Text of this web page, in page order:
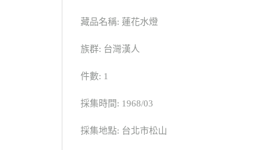
藏品名稱: 蓮花水燈
族群: 台灣漢人
件數: 1
採集時間: 1968/03
採集地點: 台北市松山